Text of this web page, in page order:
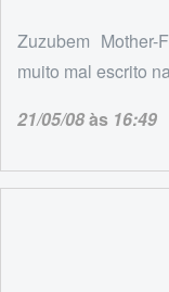
Zuzubem
muito mal escrito
21/05/08às 16:49